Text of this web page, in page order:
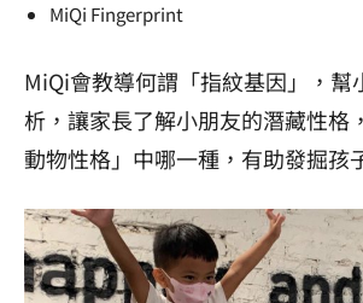
MiQi Fingerprint
MiQi會教導何謂「指紋基因」，幫
析，讓家長了解小朋友的潛藏性格
動物性格」中哪一種，有助發掘孩